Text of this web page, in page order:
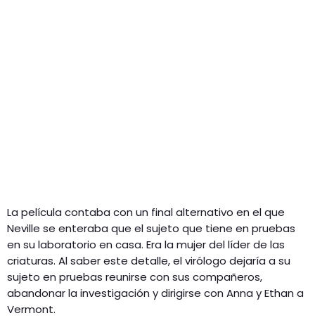
La película contaba con un final alternativo en el que
Neville se enteraba que el sujeto que tiene en pruebas
en su laboratorio en casa. Era la mujer del líder de las
criaturas. Al saber este detalle, el virólogo dejaría a su
sujeto en pruebas reunirse con sus compañeros,
abandonar la investigación y dirigirse con Anna y Ethan a
Vermont.